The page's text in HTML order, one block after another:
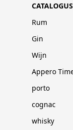
CATALOGUS
Rum
Gin
Wijn
porto
cognac
whisky